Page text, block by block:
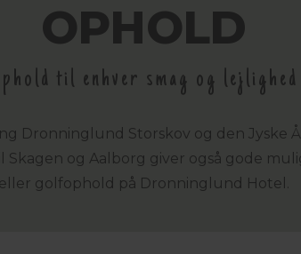
OPHOLD
til enhver smag og lejlighed
Dronninglund Storskov og den Jyske
og Aalborg giver også gode
eller golfophold på Dronninglund Hotel.